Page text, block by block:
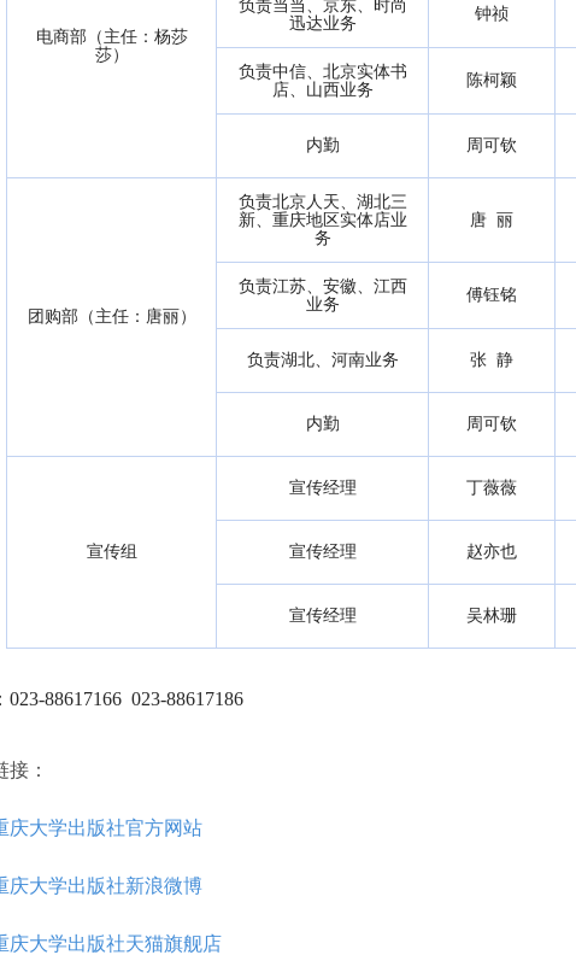
电商部（主任：杨莎
莎）
负责当当、京东、时尚
迅达业务
钟祯
负责中信、北京实体书
店、山西业务
陈柯颖
内勤 周可钦
团购部（主任：唐丽）
负责北京人天、湖北三
新、重庆地区实体店业
务
唐 丽
负责江苏、安徽、江西
业务
傅钰铭
负责湖北、河南业务 张 静
内勤 周可钦
宣传组
宣传经理 丁薇薇
宣传经理 赵亦也
宣传经理 吴林珊
023-88617166 023-88617186
接：
庆大学出版社官方网站
庆大学出版社新浪微博
庆大学出版社天猫旗舰店